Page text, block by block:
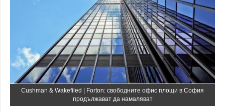
Cushman & Wakefiled | Forton: свободните офис площи в София
продължават да намаляват